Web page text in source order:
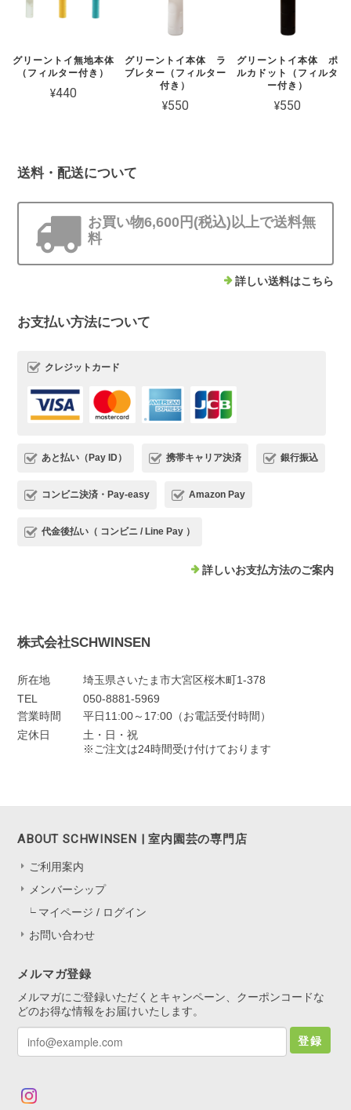
グリーントイ無地本体
（フィルター付き）
¥440
グリーントイ本体 ラ
ブレター（フィルター
付き）
¥550
グリーントイ本体 ポ
ルカドット（フィルタ
ー付き）
¥550
送料・配送について
お買い物6,600円(税込)以上で送料無
料
詳しい送料はこちら
お支払い方法について
クレジットカード
あと払い（Pay ID） 携帯キャリア決済 銀行振込
コンビニ決済・Pay-easy Amazon Pay
代金後払い（ コンビニ / Line Pay ）
詳しいお支払方法のご案内
株式会社SCHWINSEN
所在地
埼玉県さいたま市大宮区桜木町1-378
TEL
050-8881-5969
営業時間
平日11:00～17:00（お電話受付時間）
定休日
土・日・祝
※ご注文は24時間受け付けております
ABOUT SCHWINSEN | 室内園芸の専門店
ご利用案内
メンバーシップ
マイページ / ログイン
お問い合わせ
メルマガ登録
メルマガにご登録いただくとキャンペーン、クーポンコードな
どのお得な情報をお届けいたします。
登録